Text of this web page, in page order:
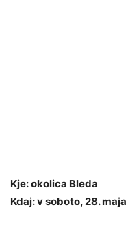
Kje: okolica Bleda
Kdaj: v soboto, 28.